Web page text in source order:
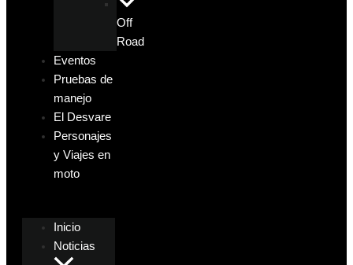
Off
Road
Eventos
Pruebas de
manejo
El Desvare
Personajes
y Viajes en
moto
Inicio
Noticias